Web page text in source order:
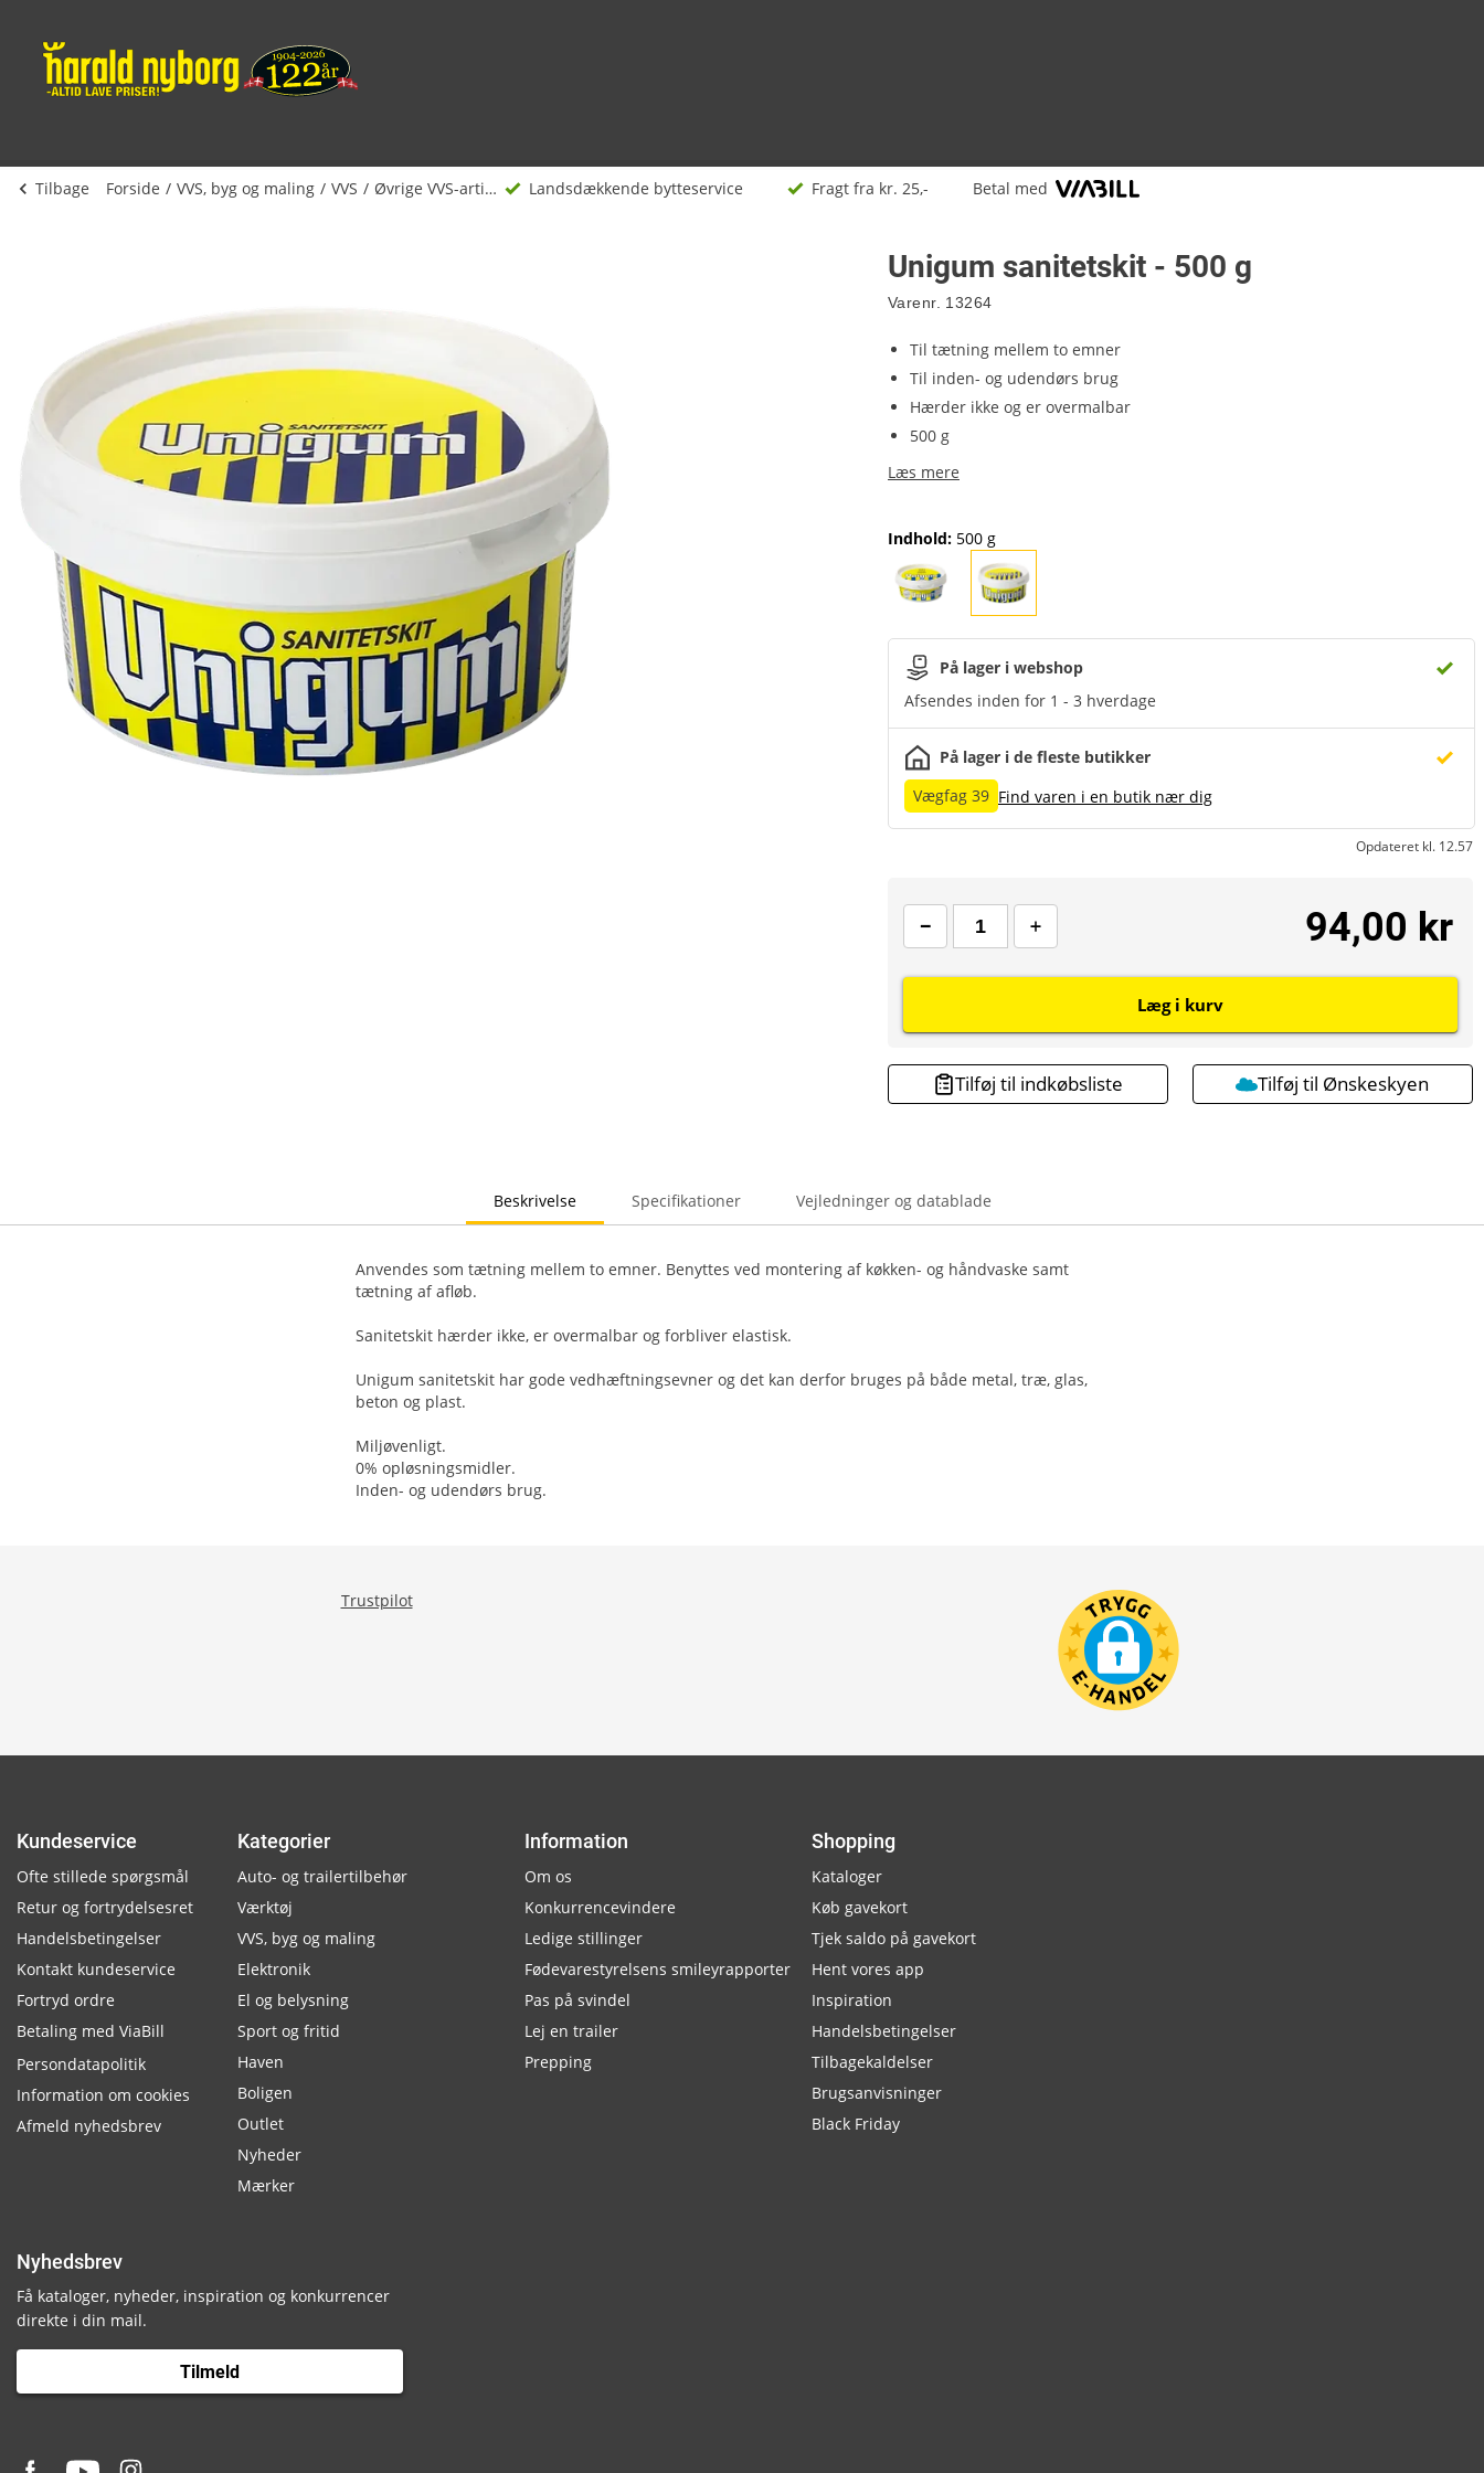
Tilbage Forside VVS, byg og maling VVS Øvrige VVS-artikler Landsdækkende bytteservice Fragt fra kr. 25,- Betal med
Unigum sanitetskit - 500 g
Varenr. 13264
Til tætning mellem to emner
Til inden- og udendørs brug
Hærder ikke og er overmalbar
500 g
Læs mere
Indhold: 500 g
På lager i webshop
Afsendes inden for 1 - 3 hverdage
På lager i de fleste butikker
Vægfag 39 Find varen i en butik nær dig
Opdateret kl. 12.57
94,00 kr
Læg i kurv
Tilføj til indkøbsliste Tilføj til Ønskeskyen
Beskrivelse Specifikationer Vejledninger og datablade
Anvendes som tætning mellem to emner. Benyttes ved montering af køkken- og håndvaske samt
tætning af afløb.
Sanitetskit hærder ikke, er overmalbar og forbliver elastisk.
Unigum sanitetskit har gode vedhæftningsevner og det kan derfor bruges på både metal, træ, glas,
beton og plast.
Miljøvenligt.
0% opløsningsmidler.
Inden- og udendørs brug.
Trustpilot
Kundeservice
Ofte stillede spørgsmål
Retur og fortrydelsesret
Handelsbetingelser
Kontakt kundeservice
Fortryd ordre
Betaling med ViaBill
Persondatapolitik
Information om cookies
Afmeld nyhedsbrev
Kategorier
Auto- og trailertilbehør
Værktøj
VVS, byg og maling
Elektronik
El og belysning
Sport og fritid
Haven
Boligen
Outlet
Nyheder
Mærker
Information
Om os
Konkurrencevindere
Ledige stillinger
Fødevarestyrelsens smileyrapporter
Pas på svindel
Lej en trailer
Prepping
Shopping
Kataloger
Køb gavekort
Tjek saldo på gavekort
Hent vores app
Inspiration
Handelsbetingelser
Tilbagekaldelser
Brugsanvisninger
Black Friday
Nyhedsbrev
Få kataloger, nyheder, inspiration og konkurrencer
direkte i din mail.
Tilmeld